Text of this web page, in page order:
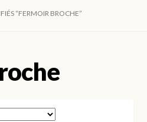
“FERMOIR BROCHE”